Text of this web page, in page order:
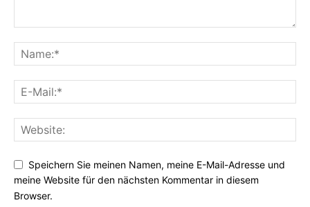
Speichern Sie meinen Namen, meine E-Mail-Adresse und
meine Website für den nächsten Kommentar in diesem
Browser.